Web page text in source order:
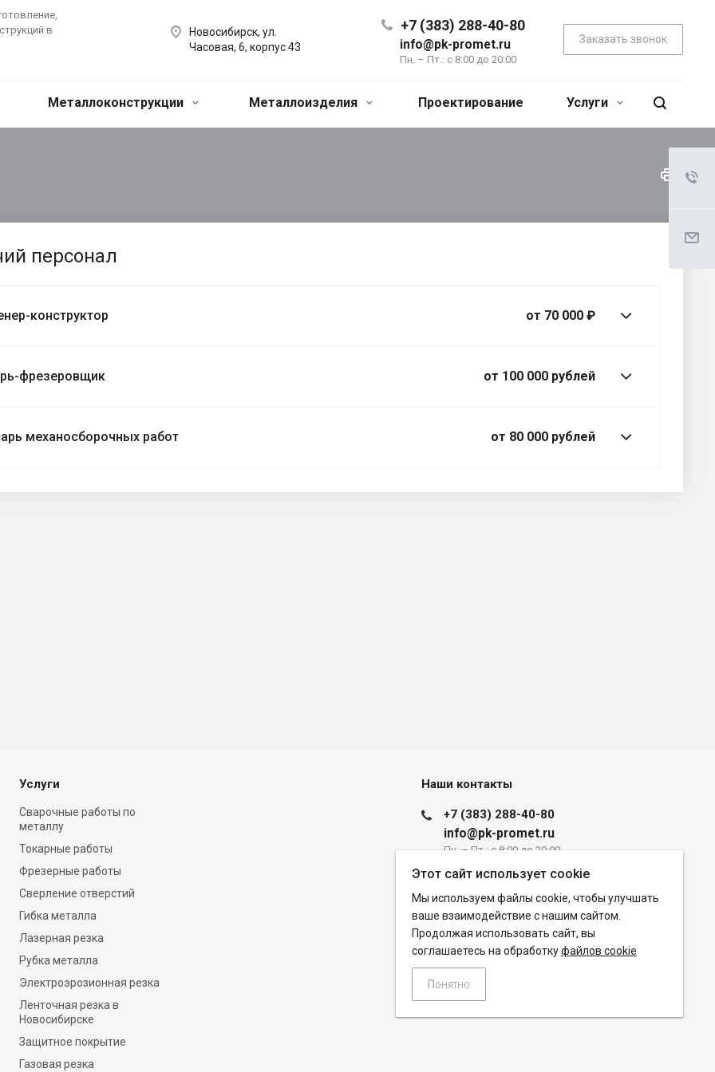
в
+7 (383) 288-40-80
info@pk-promet.ru
Пн. – Пт.: с 8:00 до 20:00
Заказать звонок
Новосибирск, ул.
Часовая, 6, корпус 43
Металлоконструкции Металлоизделия Проектирование Услуги
персонал
конструктор от 70 000 ₽
фрезеровщик от 100 000 рублей
механосборочных работ от 80 000 рублей
Услуги
Сварочные работы по
металлу
Токарные работы
Фрезерные работы
Сверление отверстий
Гибка металла
Лазерная резка
Рубка металла
Электроэрозионная резка
Ленточная резка в
Новосибирске
Защитное покрытие
Газовая резка
Наши контакты
+7 (383) 288-40-80
info@pk-promet.ru
Пн. – Пт.: с 8:00 до 20:00
Новосибирск, ул. Часовая, 6, корпус
43
info@pk-promet.ru
Этот сайт использует cookie
Мы используем файлы cookie, чтобы улучшать
ваше взаимодействие с нашим сайтом.
Продолжая использовать сайт, вы
соглашаетесь на обработкуфайлов cookie
Понятно